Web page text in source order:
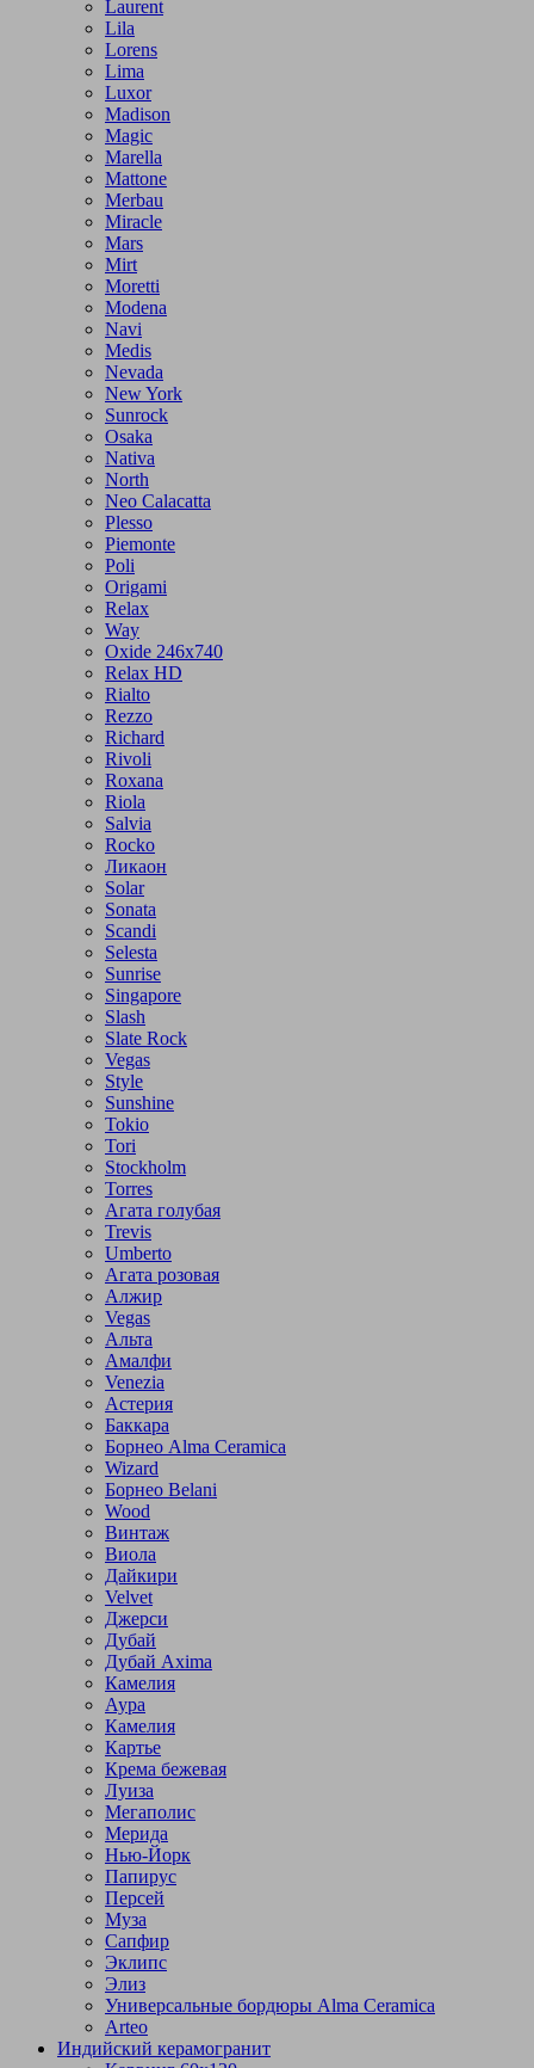
Laurent
Lila
Lorens
Lima
Luxor
Madison
Magic
Marella
Mattone
Merbau
Miracle
Mars
Mirt
Moretti
Modena
Navi
Medis
Nevada
New York
Sunrock
Osaka
Nativa
North
Neo Calacatta
Plesso
Piemonte
Poli
Origami
Relax
Way
Oxide 246x740
Relax HD
Rialto
Rezzo
Richard
Rivoli
Roxana
Riola
Salvia
Rocko
Ликаон
Solar
Sonata
Scandi
Selesta
Sunrise
Singapore
Slash
Slate Rock
Vegas
Style
Sunshine
Tokio
Tori
Stockholm
Torres
Агата голубая
Trevis
Umberto
Агата розовая
Алжир
Vegas
Альта
Амалфи
Venezia
Астерия
Баккара
Борнео Alma Ceramica
Wizard
Борнео Belani
Wood
Винтаж
Виола
Дайкири
Velvet
Джерси
Дубай
Дубай Axima
Камелия
Аура
Камелия
Картье
Крема бежевая
Луиза
Мегаполис
Мерида
Нью-Йорк
Папирус
Персей
Муза
Сапфир
Эклипс
Элиз
Универсальные бордюры Alma Ceramica
Arteo
Индийский керамогранит